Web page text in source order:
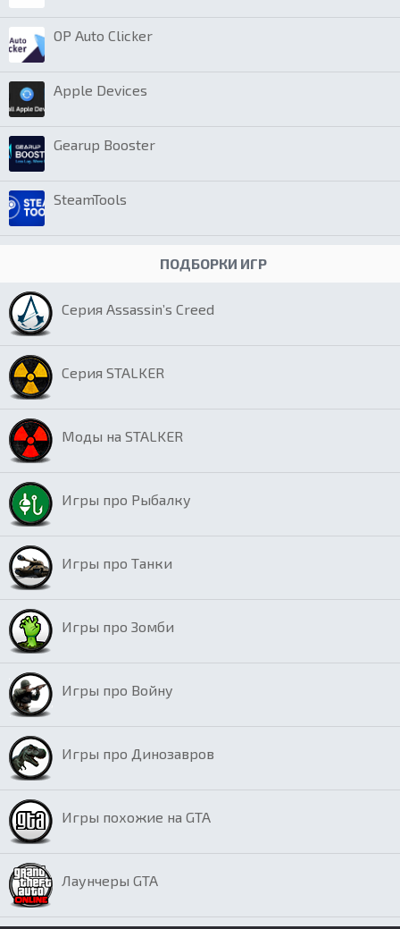
OP Auto Clicker
Apple Devices
Gearup Booster
SteamTools
ПОДБОРКИ ИГР
Серия Assassin’s Creed
Серия STALKER
Моды на STALKER
Игры про Рыбалку
Игры про Танки
Игры про Зомби
Игры про Войну
Игры про Динозавров
Игры похожие на GTA
Лаунчеры GTA